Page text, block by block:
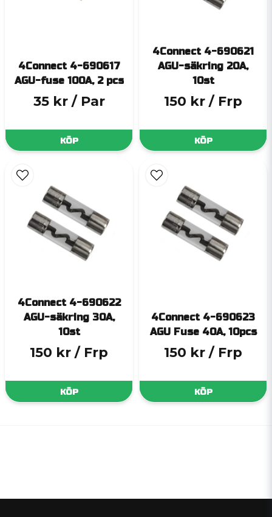
4Connect 4-690617
AGU-fuse 100A, 2 pcs
35 kr / Par
KÖP
4Connect 4-690621
AGU-säkring 20A,
10st
150 kr / Frp
KÖP
4Connect 4-690622
AGU-säkring 30A,
10st
150 kr / Frp
KÖP
4Connect 4-690623
AGU Fuse 40A, 10pcs
150 kr / Frp
KÖP